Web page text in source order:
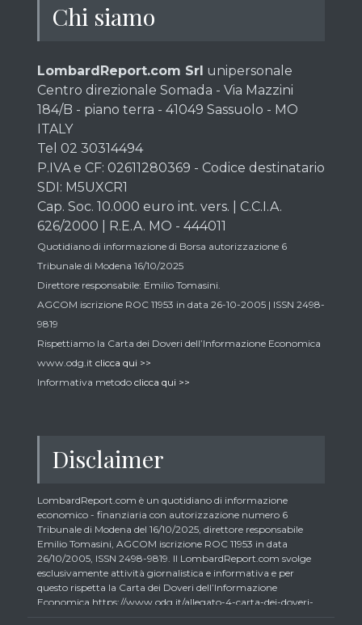
Chi siamo
LombardReport.com Srl unipersonale
Centro direzionale Somada - Via Mazzini
184/B - piano terra - 41049 Sassuolo - MO
ITALY
Tel 02 30314494
P.IVA e CF: 02611280369 - Codice destinatario
SDI: M5UXCR1
Cap. Soc. 10.000 euro int. vers. | C.C.I.A.
626/2000 | R.E.A. MO - 444011
Quotidiano di informazione di Borsa autorizzazione 6
Tribunale di Modena 16/10/2025
Direttore responsabile: Emilio Tomasini.
AGCOM iscrizione ROC 11953 in data 26-10-2005 | ISSN 2498-
9819
Rispettiamo la Carta dei Doveri dell’Informazione Economica
www.odg.it clicca qui >>
Informativa metodo clicca qui >>
Disclaimer
LombardReport.com è un quotidiano di informazione
economico - finanziaria con autorizzazione numero 6
Tribunale di Modena del 16/10/2025, direttore responsabile
Emilio Tomasini, AGCOM iscrizione ROC 11953 in data
26/10/2005, ISSN 2498-9819. Il LombardReport.com svolge
esclusivamente attività giornalistica e informativa e per
questo rispetta la Carta dei Doveri dell’Informazione
Economica https://www.odg.it/allegato-4-carta-dei-doveri-